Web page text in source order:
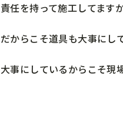
責任を持って施工してます
だからこそ道具も大事にし
大事にしているからこそ現